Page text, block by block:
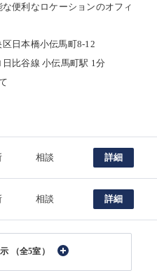
便利なロケーションのオフィ
日本橋小伝馬町8-12
比谷線 小伝馬町駅 1分
相談 詳細
相談 詳細
（全5室）